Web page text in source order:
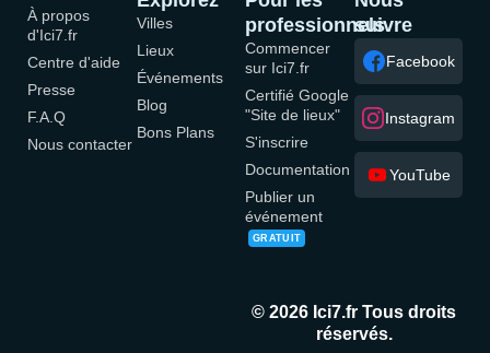
À propos
d'Ici7.fr
Centre d'aide
Presse
F.A.Q
Nous contacter
Villes
Lieux
Événements
Blog
Bons Plans
professionnels
Commencer
sur Ici7.fr
Certifié Google
"Site de lieux"
S'inscrire
Documentation
Publier un
événement
GRATUIT
suivre
Facebook
Instagram
YouTube
© 2026 Ici7.fr Tous droits
réservés.